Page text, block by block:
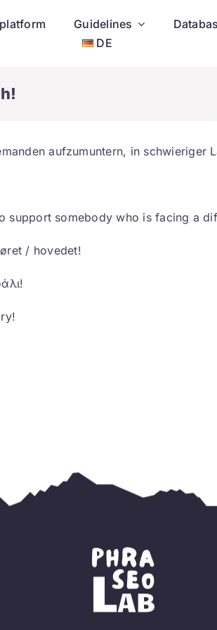
Guidelines
DE
aufzumuntern, in schwieriger
support somebody who is facing a
/ hovedet!